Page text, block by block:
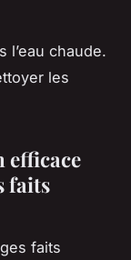
l’eau chaude.
les
efficace
faits
faits